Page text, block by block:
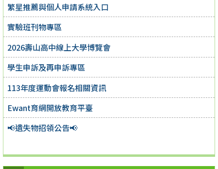
繁星推薦與個人申請系統入口
實驗班刊物專區
2026壽山高中線上大學博覽會
學生申訴及再申訴專區
113年度運動會報名相關資訊
Ewant育網開放教育平臺
📢遺失物招領公告📢